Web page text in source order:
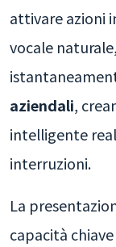
attivare azioni
vocale
aziendali,
intelligente
interruzioni.
La
capacità